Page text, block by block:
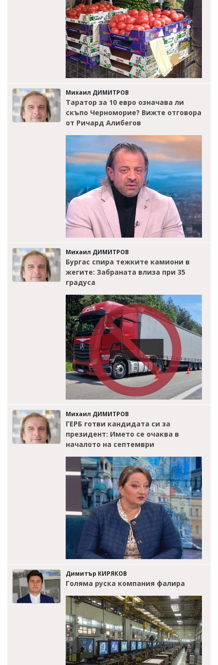
Михаил ДИМИТРОВ
Таратор за 10 евро означава ли
скъпо Черноморие? Вижте отговора
от Ричард Алибегов
Михаил ДИМИТРОВ
Бургас спира тежките камиони в
жегите: Забраната влиза при 35
градуса
Михаил ДИМИТРОВ
ГЕРБ готви кандидата си за
президент: Името се очаква в
началото на септември
Димитър КИРЯКОВ
Голяма руска компания фалира